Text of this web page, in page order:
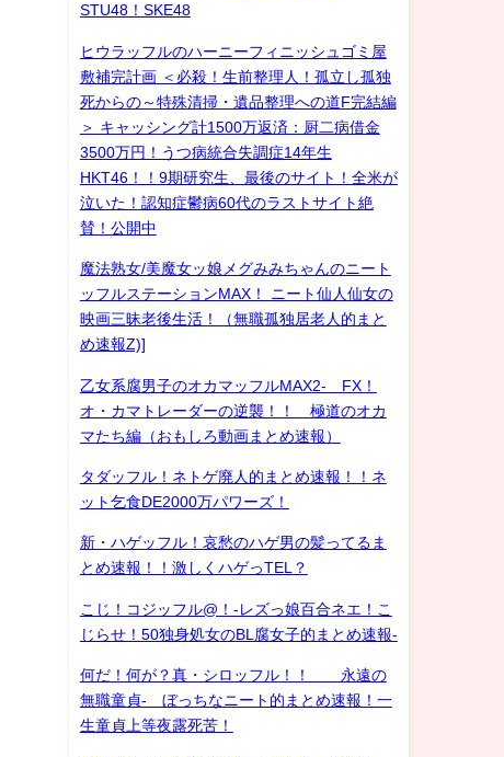
STU48！SKE48
ヒウラッフルのハーニーフィニッシュゴミ屋
敷補完計画 ＜必殺！生前整理人！孤立し孤独
死からの～特殊清掃・遺品整理への道F完結編
＞ キャッシング計1500万返済：厨二病借金
3500万円！うつ病統合失調症14年生
HKT46！！9期研究生、最後のサイト！全米が
泣いた！認知症鬱病60代のラストサイト絶
賛！公開中
魔法熟女/美魔女ッ娘メグみみちゃんのニート
ッフルステーションMAX！ ニート仙人仙女の
映画三昧老後生活！（無職孤独居老人的まと
め速報Z)]
乙女系腐男子のオカマッフルMAX2- FX！
オ・カマトレーダーの逆襲！！ 極道のオカ
マたち編（おもしろ動画まとめ速報）
タダッフル！ネトゲ廃人的まとめ速報！！ネ
ット乞食DE2000万パワーズ！
新・ハゲッフル！哀愁のハゲ男の髪ってるま
とめ速報！！激しくハゲっTEL？
こじ！コジッフル@！-レズっ娘百合ネエ！こ
じらせ！50独身処女のBL腐女子的まとめ速報-
何だ！何が？真・シロッフル！！ 永遠の
無職童貞- ぼっちなニート的まとめ速報！一
生童貞上等夜露死苦！